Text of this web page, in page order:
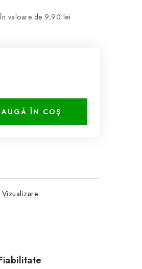
În valoare de 9,90 lei
ÎN COŞ
Vizualizare